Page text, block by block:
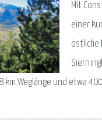
Mit
einer
östliche
km Weglänge und etwa